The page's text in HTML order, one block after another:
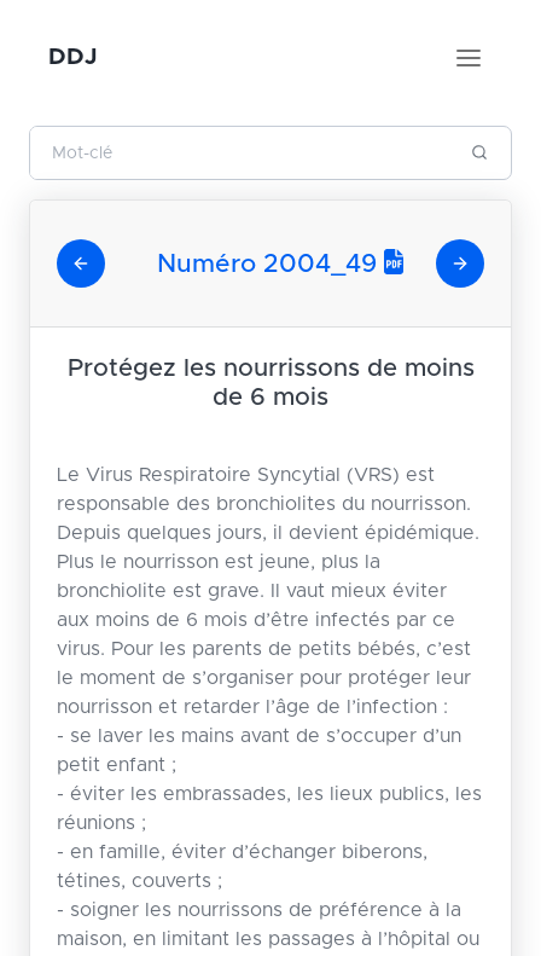
DDJ
Numéro 2004_49
Protégez les nourrissons de moins
de 6 mois
Le Virus Respiratoire Syncytial (VRS) est
responsable des bronchiolites du nourrisson.
Depuis quelques jours, il devient épidémique.
Plus le nourrisson est jeune, plus la
bronchiolite est grave. Il vaut mieux éviter
aux moins de 6 mois d’être infectés par ce
virus. Pour les parents de petits bébés, c’est
le moment de s’organiser pour protéger leur
nourrisson et retarder l’âge de l’infection :
- se laver les mains avant de s’occuper d’un
petit enfant ;
- éviter les embrassades, les lieux publics, les
réunions ;
- en famille, éviter d’échanger biberons,
tétines, couverts ;
- soigner les nourrissons de préférence à la
maison, en limitant les passages à l’hôpital ou